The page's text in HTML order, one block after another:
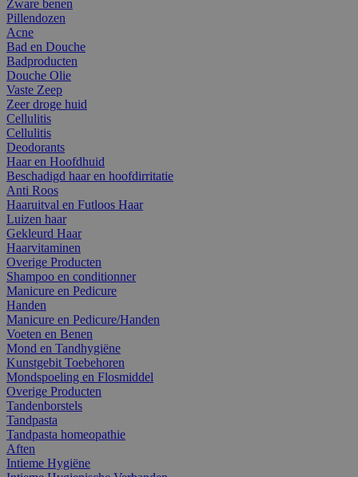
Zware benen
Pillendozen
Acne
Bad en Douche
Badproducten
Douche Olie
Vaste Zeep
Zeer droge huid
Cellulitis
Cellulitis
Deodorants
Haar en Hoofdhuid
Beschadigd haar en hoofdirritatie
Anti Roos
Haaruitval en Futloos Haar
Luizen haar
Gekleurd Haar
Haarvitaminen
Overige Producten
Shampoo en conditionner
Manicure en Pedicure
Handen
Manicure en Pedicure/Handen
Voeten en Benen
Mond en Tandhygiëne
Kunstgebit Toebehoren
Mondspoeling en Flosmiddel
Overige Producten
Tandenborstels
Tandpasta
Tandpasta homeopathie
Aften
Intieme Hygiëne